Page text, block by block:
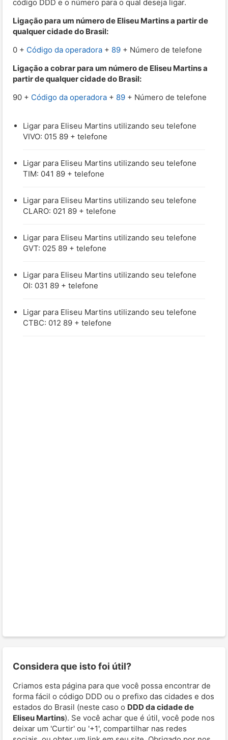
código DDD e o número para o qual deseja ligar.
Ligação para um número de Eliseu Martins a partir de
qualquer cidade do Brasil:
0 + Código da operadora + 89 + Número de telefone
Ligação a cobrar para um número de Eliseu Martins a
partir de qualquer cidade do Brasil:
90 + Código da operadora + 89 + Número de telefone
Ligar para Eliseu Martins utilizando seu telefone
VIVO: 015 89 + telefone
Ligar para Eliseu Martins utilizando seu telefone
TIM: 041 89 + telefone
Ligar para Eliseu Martins utilizando seu telefone
CLARO: 021 89 + telefone
Ligar para Eliseu Martins utilizando seu telefone
GVT: 025 89 + telefone
Ligar para Eliseu Martins utilizando seu telefone
OI: 031 89 + telefone
Ligar para Eliseu Martins utilizando seu telefone
CTBC: 012 89 + telefone
Considera que isto foi útil?
Criamos esta página para que você possa encontrar de
forma fácil o código DDD ou o prefixo das cidades e dos
estados do Brasil (neste caso o DDD da cidade de
Eliseu Martins). Se você achar que é útil, você pode nos
deixar um 'Curtir' ou '+1', compartilhar nas redes